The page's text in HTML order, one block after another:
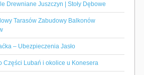
Drewniane Juszczyn | Stoły Dębowe
Tarasów Zabudowy Balkonów
– Ubezpieczenia Jasło
Części Lubań i okolice u Konesera